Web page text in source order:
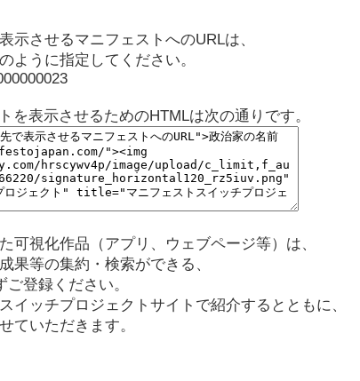
示させるマニフェストへのURLは、
ように指定してください。
を表示させるためのHTMLは次の通りです。
可視化作品（アプリ、ウェブページ等）は、
果等の集約・検索ができる、
ご登録ください。
イッチプロジェクトサイトで紹介するとともに、
ていただきます。